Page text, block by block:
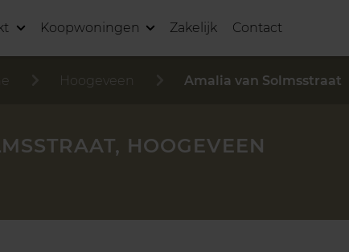
Koopwoningen Zakelijk Contact
Hoogeveen Amalia van Solmsstraat
HOOGEVEEN